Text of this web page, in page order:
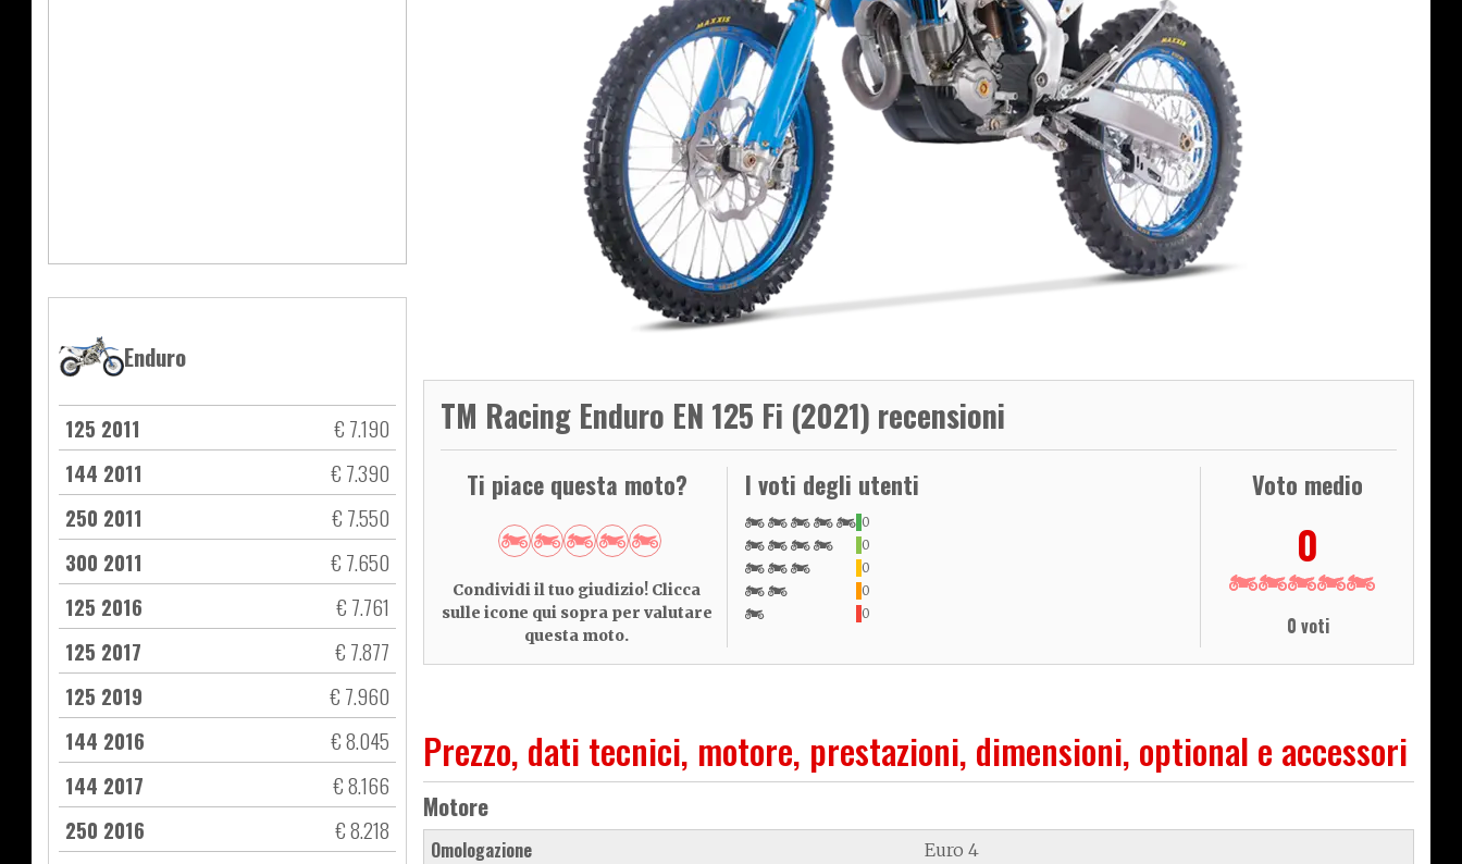
Enduro
125 2011
€ 7.190
144 2011
€ 7.390
250 2011
€ 7.550
300 2011
€ 7.650
125 2016
€ 7.761
125 2017
€ 7.877
125 2019
€ 7.960
144 2016
€ 8.045
144 2017
€ 8.166
250 2016
€ 8.218
TM Racing Enduro EN 125 Fi (2021) recensioni
Ti piace questa moto?
Condividi il tuo giudizio! Clicca
sulle icone qui sopra per valutare
questa moto.
I voti degli utenti
0
0
0
0
0
Voto medio
0
0 voti
Prezzo, dati tecnici, motore, prestazioni, dimensioni, optional e accessori
Motore
Omologazione Euro 4